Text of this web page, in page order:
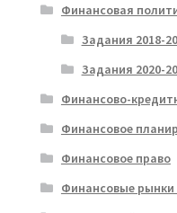
Финансовая
Задания 2018-
Задания 2020-
Финансово-
Финансовое
Финансовое право
Финансовые рынки